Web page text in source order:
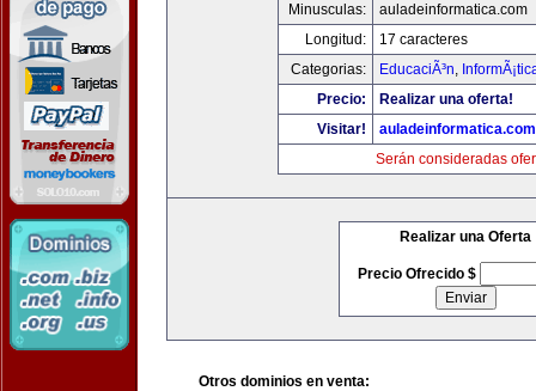
Minusculas:
auladeinformatica.com
Longitud:
17 caracteres
Categorias:
EducaciÃ³n,
Precio:
Realizar una oferta!
Visitar!
auladeinformatica.com
Serán consideradas
Realizar una Oferta
Precio Ofrecido $
Otros dominios en venta: